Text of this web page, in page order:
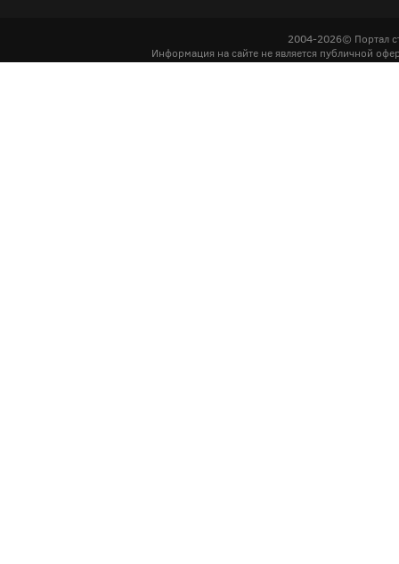
2004-2026© Портал
Информация на сайте не является публичной